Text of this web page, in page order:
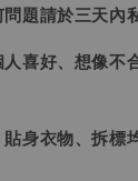
題請於三天內
喜好、想像不
身衣物、拆標